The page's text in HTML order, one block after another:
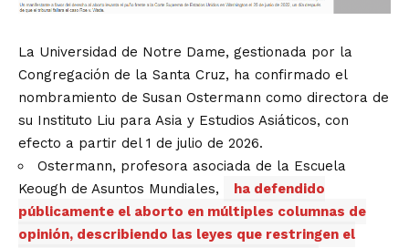
La Universidad de Notre Dame, gestionada por la
Congregación de la Santa Cruz, ha confirmado el
nombramiento de Susan Ostermann como directora de
su Instituto Liu para Asia y Estudios Asiáticos, con
efecto a partir del 1 de julio de 2026.
Ostermann, profesora asociada de la Escuela
Keough de Asuntos Mundiales,
ha defendido
públicamente el aborto en múltiples columnas de
opinión, describiendo las leyes que restringen el